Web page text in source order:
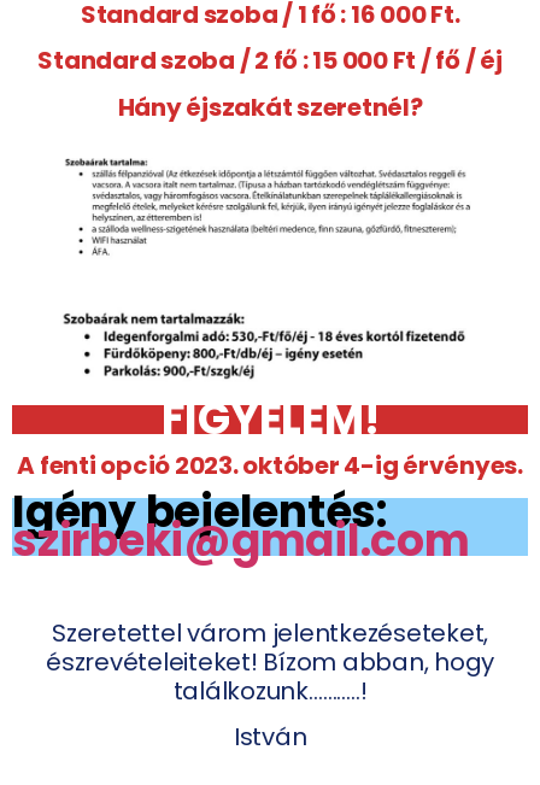
Standard szoba / 1 fő : 16 000 Ft.
Standard szoba / 2 fő : 15 000 Ft / fő / éj
Hány éjszakát szeretnél?
FIGYELEM!
A fenti opció 2023. október 4-ig érvényes.
Igény bejelentés:
szirbeki@gmail.com
Szeretettel várom jelentkezéseteket,
észrevételeiteket! Bízom abban, hogy
találkozunk………..!
István